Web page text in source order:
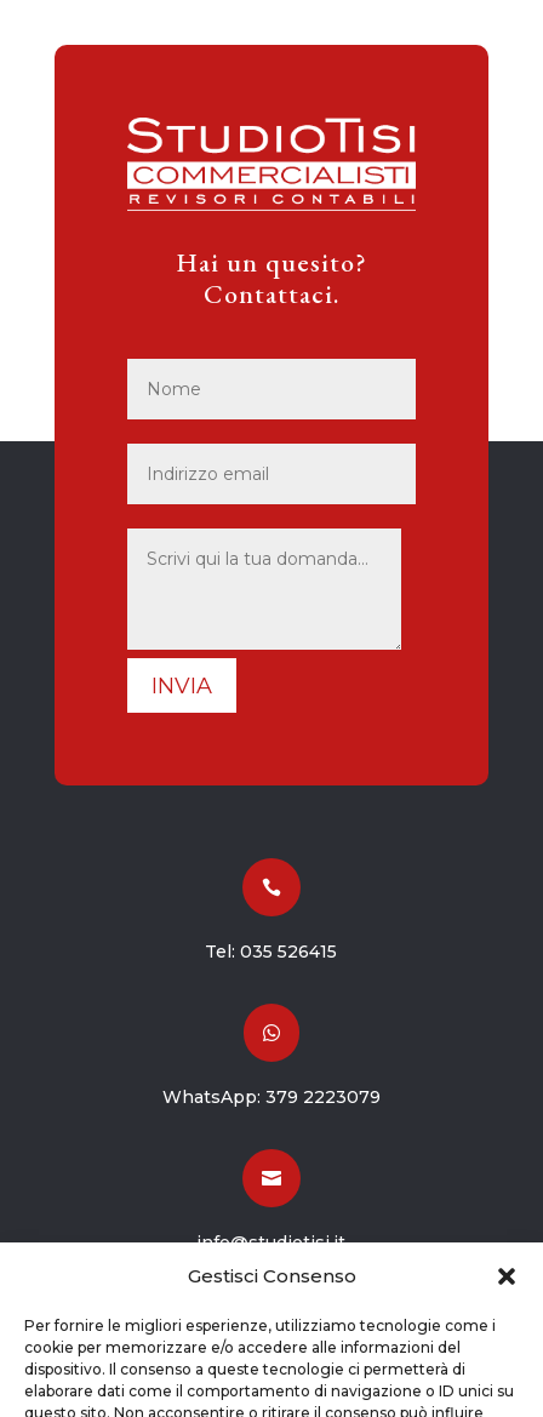
Gestisci Consenso
Per fornire le migliori esperienze, utilizziamo tecnologie come i
cookie per memorizzare e/o accedere alle informazioni del
dispositivo. Il consenso a queste tecnologie ci permetterà di
elaborare dati come il comportamento di navigazione o ID unici su
questo sito. Non acconsentire o ritirare il consenso può influire
Hai un quesito?
Contattaci.
INVIA

Tel:035 526415

WhatsApp: 379 2223079

info@studiotisi.it

Viale Europa 8